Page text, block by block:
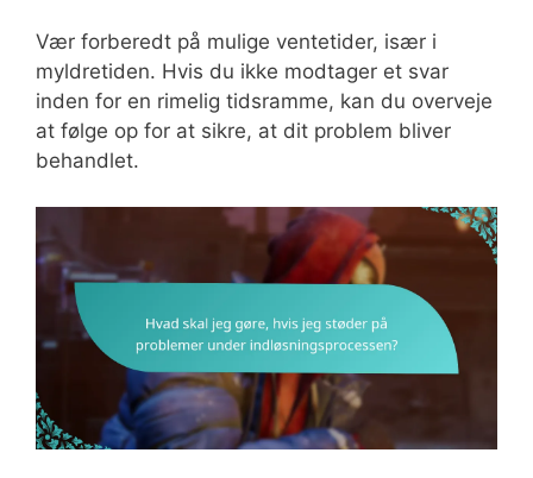
Vær forberedt på mulige ventetider, især i
myldretiden. Hvis du ikke modtager et svar
inden for en rimelig tidsramme, kan du overveje
at følge op for at sikre, at dit problem bliver
behandlet.